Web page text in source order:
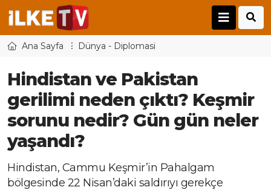
Ana Sayfa Dünya - Diplomasi
Hindistan ve Pakistan
gerilimi neden çıktı? Keşmir
sorunu nedir? Gün gün neler
yaşandı?
Hindistan, Cammu Keşmir’in Pahalgam
bölgesinde 22 Nisan’daki saldırıyı gerekçe